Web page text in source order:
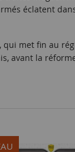
éclatent
qui met fin au
avant la